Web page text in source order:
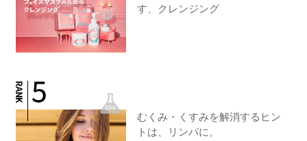
す、クレンジング
894
むくみ・くすみを解消するヒン
トは、リンパに。